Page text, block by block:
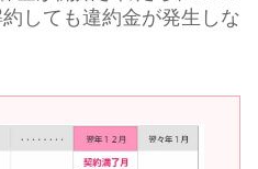
しても違約金が発生しな